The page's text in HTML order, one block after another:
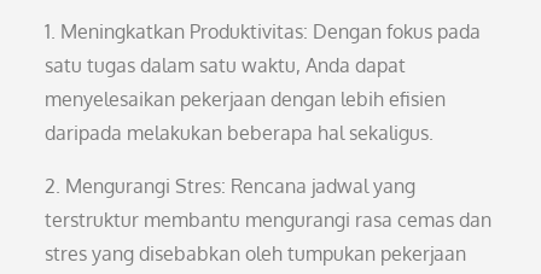
1. Meningkatkan Produktivitas: Dengan fokus pada
satu tugas dalam satu waktu, Anda dapat
menyelesaikan pekerjaan dengan lebih efisien
daripada melakukan beberapa hal sekaligus.
2. Mengurangi Stres: Rencana jadwal yang
terstruktur membantu mengurangi rasa cemas dan
stres yang disebabkan oleh tumpukan pekerjaan